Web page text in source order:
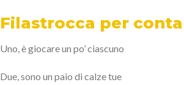
Filastrocca per
Uno, è giocare un po’ ciascuno
Due, sono un paio di calze tue